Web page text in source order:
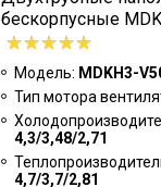
бескорпусные
Модель: MDKH3-
Тип мотора
4,3/3,48/2,71
4,7/3,7/2,81